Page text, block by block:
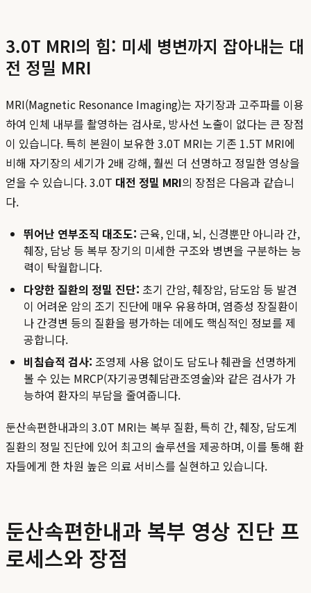
3.0T MRI의 힘: 미세 병변까지 잡아내는 대
전 정밀 MRI
MRI(Magnetic Resonance Imaging)는 자기장과 고주파를 이용
하여 인체 내부를 촬영하는 검사로, 방사선 노출이 없다는 큰 장점
이 있습니다. 특히 본원이 보유한 3.0T MRI는 기존 1.5T MRI에
비해 자기장의 세기가 2배 강해, 훨씬 더 선명하고 정밀한 영상을
얻을 수 있습니다. 3.0T 대전 정밀 MRI의 장점은 다음과 같습니
다.
뛰어난 연부조직 대조도: 근육, 인대, 뇌, 신경뿐만 아니라 간,
췌장, 담낭 등 복부 장기의 미세한 구조와 병변을 구분하는 능
력이 탁월합니다.
다양한 질환의 정밀 진단: 초기 간암, 췌장암, 담도암 등 발견
이 어려운 암의 조기 진단에 매우 유용하며, 염증성 장질환이
나 간경변 등의 질환을 평가하는 데에도 핵심적인 정보를 제
공합니다.
비침습적 검사: 조영제 사용 없이도 담도나 췌관을 선명하게
볼 수 있는 MRCP(자기공명췌담관조영술)와 같은 검사가 가
능하여 환자의 부담을 줄여줍니다.
둔산속편한내과의 3.0T MRI는 복부 질환, 특히 간, 췌장, 담도계
질환의 정밀 진단에 있어 최고의 솔루션을 제공하며, 이를 통해 환
자들에게 한 차원 높은 의료 서비스를 실현하고 있습니다.
둔산속편한내과 복부 영상 진단 프
로세스와 장점